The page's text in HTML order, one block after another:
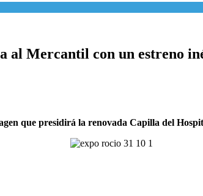
al Mercantil con un estreno
que presidirá la renovada Capilla del